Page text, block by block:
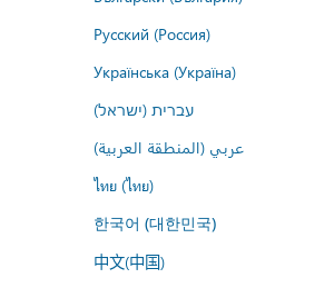
Русский (Россия)
Українська (Україна)
עברית (ישראל)
عربي (المنطقة العربية)
ไทย (ไทย)
한국어 (대한민국)
中文(中国)